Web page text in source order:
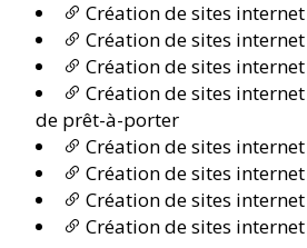
Création de sites
Création de sites
Création de sites
Création de sites
de prêt-à-porter
Création de sites
Création de sites
Création de sites
Création de sites